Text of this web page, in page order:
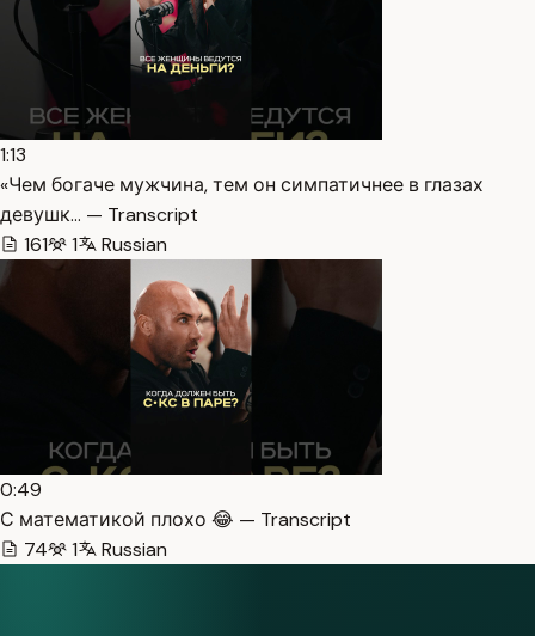
1:13
«Чем богаче мужчина, тем он симпатичнее в глазах
девушк… — Transcript
161
1 Russian
0:49
С математикой плохо 😂 — Transcript
74
1 Russian